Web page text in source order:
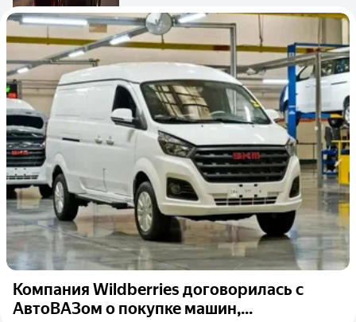
Компания Wildberries договорилась с
АвтоВАЗом о покупке машин,...